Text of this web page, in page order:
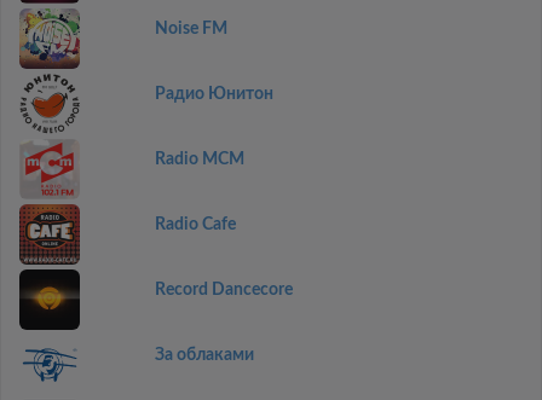
Noise FM
Радио Юнитон
Radio MCM
Radio Cafe
Record Dancecore
За облаками